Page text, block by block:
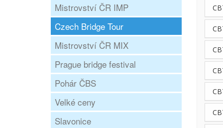
Mistrovství ČR IMP
Czech Bridge Tour
Mistrovství ČR MIX
Prague bridge festival
Pohár ČBS
Velké ceny
Slavonice